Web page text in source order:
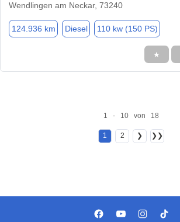
Wendlingen am Neckar, 73240
124.936 km Diesel 110 kw (150 PS)
★
1 - 10 von 18
1 2 ❯ ❯❯